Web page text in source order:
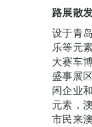
路展散
设于青
乐等元
大赛车
盛事展
闲企业
元素，
市民来